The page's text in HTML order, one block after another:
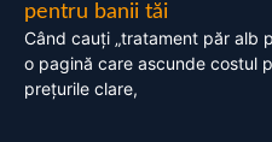
pentru banii tăi
Când cauți „tratament păr alb
o pagină care ascunde costul
prețurile clare,